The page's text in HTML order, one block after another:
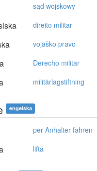
sąd wojskowy
direito militar
vojaško pravo
Derecho militar
militärlagstiftning
engelska
per Anhalter fahren
lifta